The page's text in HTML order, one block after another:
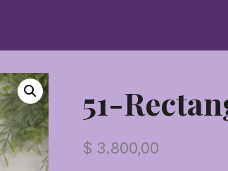
51-
$ 3.800,00